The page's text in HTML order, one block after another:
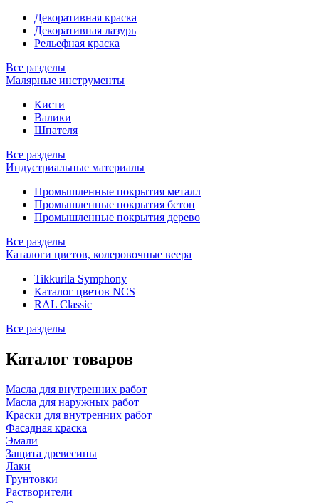
Декоративная краска
Декоративная лазурь
Рельефная краска
Все разделы
Малярные инструменты
Кисти
Валики
Шпателя
Все разделы
Индустриальные материалы
Промышленные покрытия металл
Промышленные покрытия бетон
Промышленные покрытия дерево
Все разделы
Каталоги цветов, колеровочные веера
Tikkurila Symphony
Каталог цветов NCS
RAL Classic
Все разделы
Каталог товаров
Масла для внутренних работ
Масла для наружных работ
Краски для внутренних работ
Фасадная краска
Эмали
Защита древесины
Лаки
Грунтовки
Растворители